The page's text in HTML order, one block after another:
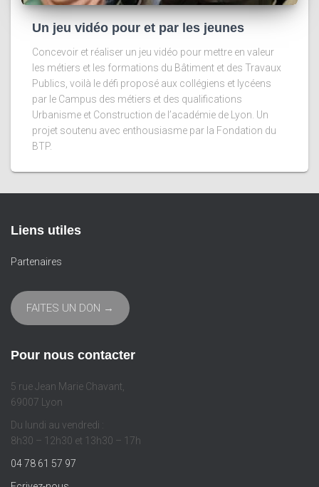
Un jeu vidéo pour et par les jeunes
Concevoir et réaliser un jeu vidéo pour mettre en valeur
les métiers et les formations du Bâtiment et des Travaux
Publics, voilà le défi proposé aux collégiens et lycéens
par le Campus des métiers et des qualifications
Urbanisme et Construction de l’académie de Lyon. Un
projet soutenu avec enthousiasme par la Fondation du
BTP.
Liens utiles
Partenaires
FAITES UN DON →
Pour nous contacter
5 rue Jean Marie Chavant,
69007 Lyon
Du lundi au vendredi :
8h30 – 12h30 et 13h30 – 17h
04 78 61 57 97